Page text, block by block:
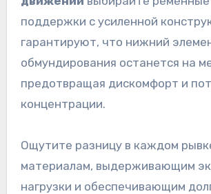
поддержки с усиленной
гарантируют, что нижний
обмундирования останется на
предотвращая дискомфорт и
концентрации.
Ощутите разницу в каждом
материалам, выдерживающим
нагрузки и обеспечивающим